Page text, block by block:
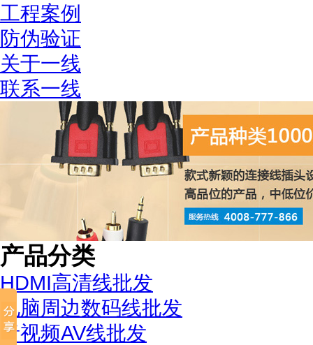
工程案例
防伪验证
关于一线
联系一线
产品分类
HDMI高清线批发
电脑周边数码线批发
音视频AV线批发